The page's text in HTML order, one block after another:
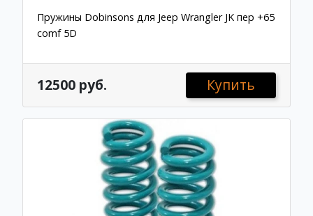
Пружины Dobinsons для Jeep Wrangler JK пер +65
comf 5D
12500 руб. Купить